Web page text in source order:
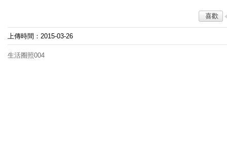
喜歡
上傳時間：2015-03-26
生活圈照004